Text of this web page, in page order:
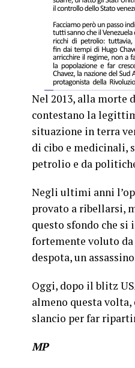
Nel 2013, alla morte
contestano la
situazione in terra
di cibo e medicinali,
petrolio e da
Negli ultimi anni
provato a ribellarsi,
questo sfondo che si
fortemente voluto
despota, un
Oggi, dopo il blitz
almeno questa
slancio per far
MP